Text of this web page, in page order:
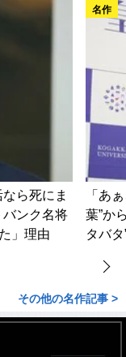
ら死にま
ンク名将
」理由
名作
「あ
葉”か
タバ
その他の名作記事 >